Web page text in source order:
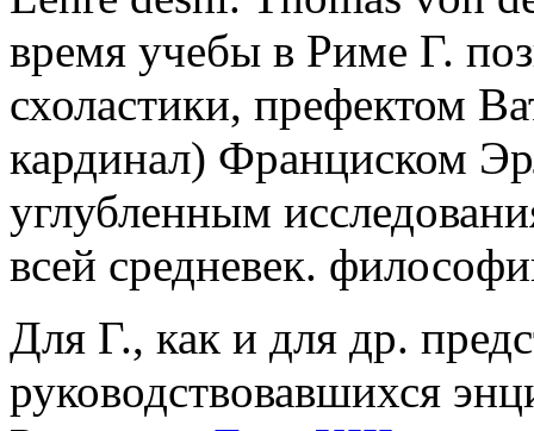
время учебы в Риме Г.
схоластики, префектом
кардинал) Франциском
углубленным
всей средневек.
Для Г., как и для др.
руководствовавшихся